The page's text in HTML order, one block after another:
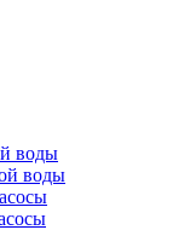
воды
воды